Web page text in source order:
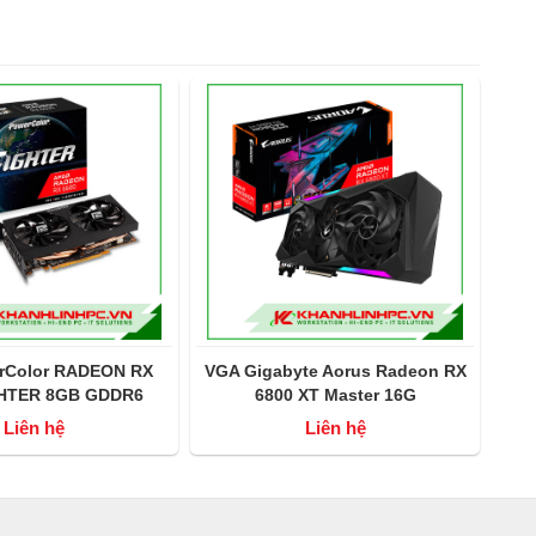
RADEON RX
8GB GDDR6
Liên hệ
VGA Gigabyte Aorus Radeon RX
6800 XT Master 16G
Liên hệ